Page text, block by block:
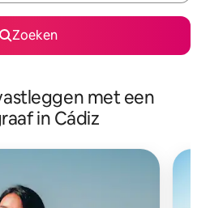
Zoeken
met een
in Cádiz